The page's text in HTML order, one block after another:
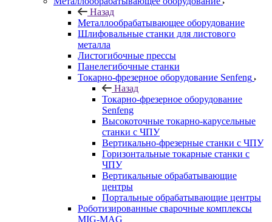
Назад
Металлообрабатывающее оборудование
Шлифовальные станки для листового
металла
Листогибочные прессы
Панелегибочные станки
Токарно-фрезерное оборудование Senfeng
Назад
Токарно-фрезерное оборудование
Senfeng
Высокоточные токарно-карусельные
станки с ЧПУ
Вертикально-фрезерные станки с ЧПУ
Горизонтальные токарные станки с
ЧПУ
Вертикальные обрабатывающие
центры
Портальные обрабатывающие центры
Роботизированные сварочные комплексы
MIG-MAG